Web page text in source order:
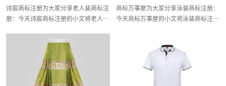
诗宸商标注册为大家分享老人装商标注
册：今天诗宸商标注册的小文将老人装
用、商标注册多久、商标注册资料和商
标注册证书有效期等资料整理出来。
商标万事屋为大家分享泳装商标注册：
今天商标万事屋的小文将泳装商标注册
书有效期等资料整理出来。